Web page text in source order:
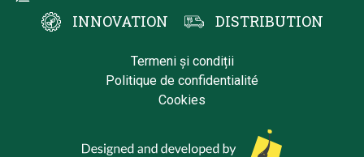
INNOVATION
DISTRIBUTION
Termeni și condiții
Politique de confidentialité
Cookies